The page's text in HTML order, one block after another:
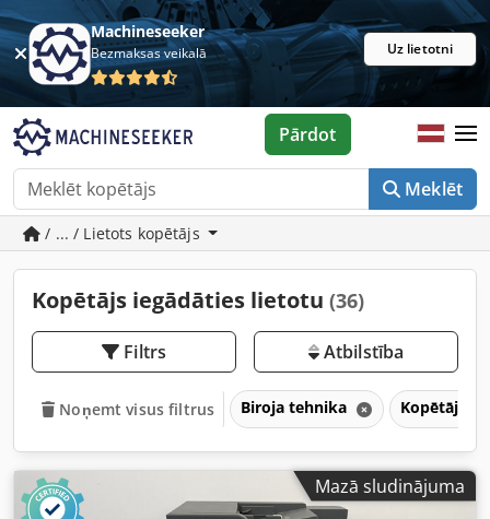
Machineseeker
Bezmaksas veikalā Uz lietotni
Meklēt
Pārdot
/ ... / Lietots kopētājs
Kopētājs iegādāties lietotu (36)
Filtrs Atbilstība
Noņemt visus filtrus Biroja tehnika Kopētājs
Mazā sludinājuma